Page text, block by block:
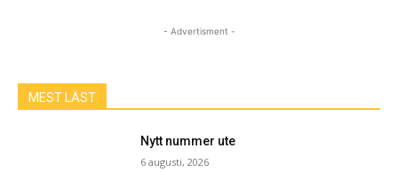
- Advertisment -
MEST LÄST
Nytt nummer ute
6 augusti, 2026